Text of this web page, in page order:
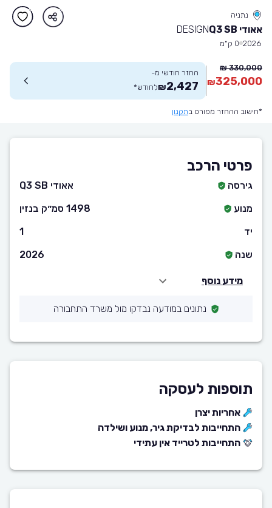
נתניה
אאודי Q3 SB DESIGN
2026 0 ק״מ
330,000 ₪
325,000
₪
החזר חודשי מ-
2,427
₪לחודש*
*חישוב ההחזר מפורט בתקנון
פרטי הרכב
גירסה
אאודי Q3 SB
מנוע
1498 סמ״ק בנזין
יד
1
שנה
2026
מידע נוסף
נתונים במודעה נבדקו מול משרד התחבורה
תוספות לעסקה
אחריות יצרן
התחייבות לבדיקת גיר, מנוע ושילדה
התחייבות לטרייד אין עתידי